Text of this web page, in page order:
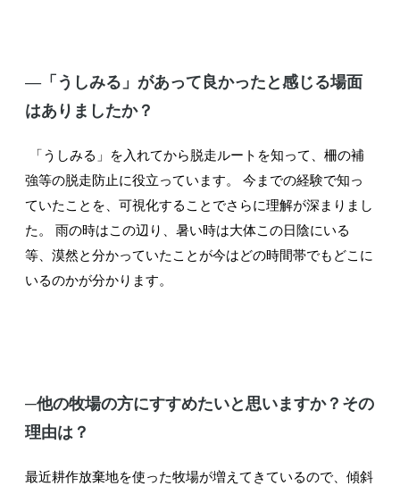
―「うしみる」があって良かったと感じる場面
はありましたか？
「うしみる」を入れてから脱走ルートを知って、柵の補
強等の脱走防止に役立っています。 今までの経験で知っ
ていたことを、可視化することでさらに理解が深まりまし
た。 雨の時はこの辺り、暑い時は大体この日陰にいる
等、漠然と分かっていたことが今はどの時間帯でもどこに
いるのかが分かります。
─他の牧場の方にすすめたいと思いますか？その
理由は？
最近耕作放棄地を使った牧場が増えてきているので、傾斜